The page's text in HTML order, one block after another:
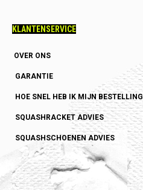
KLANTENSERVICE
OVER ONS
GARANTIE
HOE SNEL HEB IK MIJN BESTELLING
SQUASHRACKET ADVIES
SQUASHSCHOENEN ADVIES